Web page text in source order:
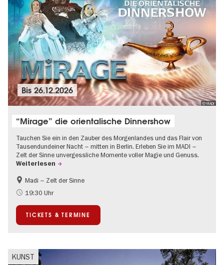
© MADI
Bis26.12.2026
“Mirage” die orientalische Dinnershow
Tauchen Sie ein in den Zauber des Morgenlandes und das Flair von
Tausendundeiner Nacht – mitten in Berlin. Erleben Sie im MADI –
Zelt der Sinne unvergessliche Momente voller Magie und Genuss.
Weiterlesen
Food
International
Madi – Zelt der Sinne
19:30 Uhr
TICKETS & TERMINE
KUNST